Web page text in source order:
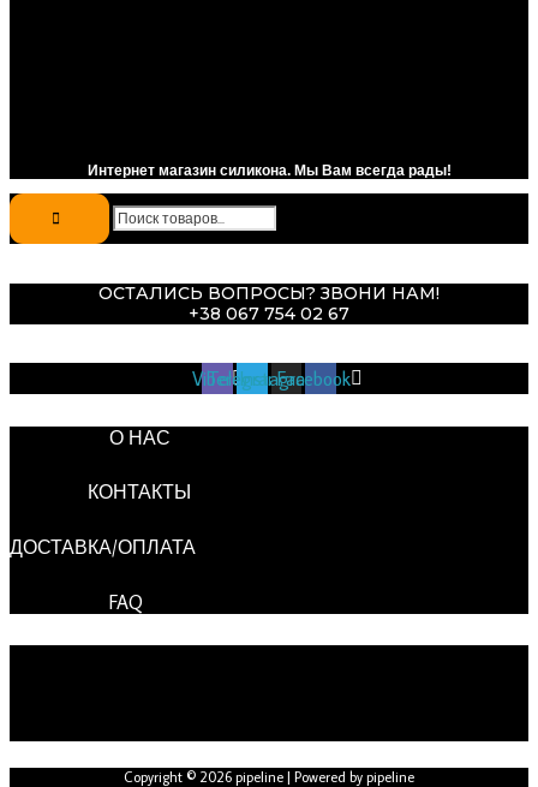
Интернет магазин силикона. Мы Вам всегда рады!
ОСТАЛИСЬ ВОПРОСЫ? ЗВОНИ НАМ!
+38 067 754 02 67
Viber
Telegram
Instagram
Facebook
О НАС
КОНТАКТЫ
ДОСТАВКА/ОПЛАТА
FAQ
Copyright © 2026 pipeline | Powered by pipeline